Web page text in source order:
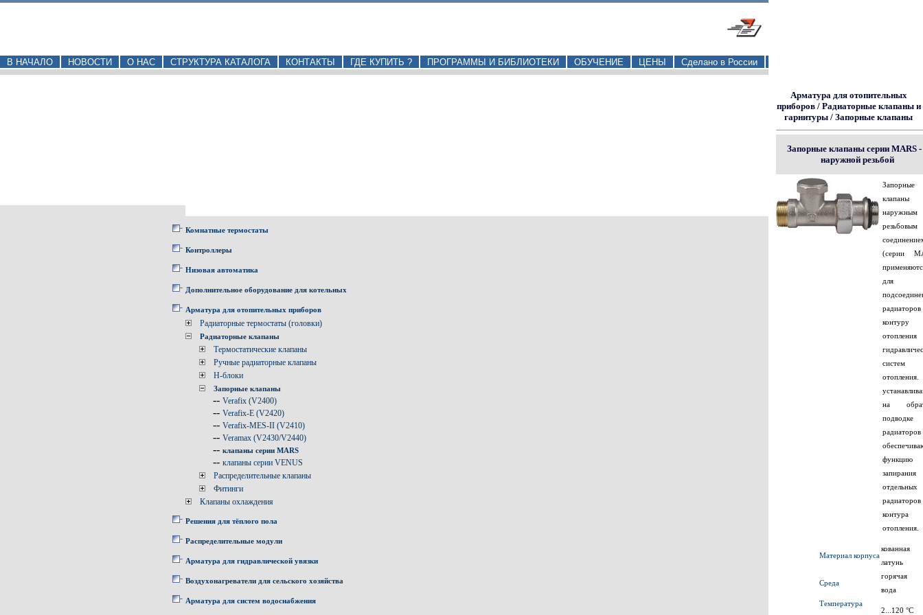
В НАЧАЛО НОВОСТИ О НАС СТРУКТУРА КАТАЛОГА КОНТАКТЫ ГДЕ КУПИТЬ ? ПРОГРАММЫ И БИБЛИОТЕКИ ОБУЧЕНИЕ ЦЕНЫ Сделано в России
Комнатные термостаты
Контроллеры
Низовая автоматика
Дополнительное оборудование для котельных
Арматура для отопительных приборов
Радиаторные термостаты (головки)
Радиаторные клапаны
Термостатические клапаны
Ручные радиаторные клапаны
Н-блоки
Запорные клапаны
-- Verafix (V2400)
-- Verafix-E (V2420)
-- Verafix-MES-II (V2410)
-- Veramax (V2430/V2440)
-- клапаны серии MARS
-- клапаны серии VENUS
Распределительные клапаны
Фитинги
Клапаны охлаждения
Решения для тёплого пола
Распределительные модули
Арматура для гидравлической увязки
Воздухонагреватели для сельского хозяйства
Арматура для систем водоснабжения
Арматура для отопительных
приборов/ Радиаторные клапаны и
гарнитуры / Запорные клапаны
Запорные клапаны серии MARS -
наружной резьбой
Запорные
наружным
резьбовым
(серии
для
контуру
отопления
систем
на
подводке
функцию
запирания
отдельных
контура
отопления.
Материал корпуса
кованная
латунь
Среда
горячая
вода
Температура
2...120 °C